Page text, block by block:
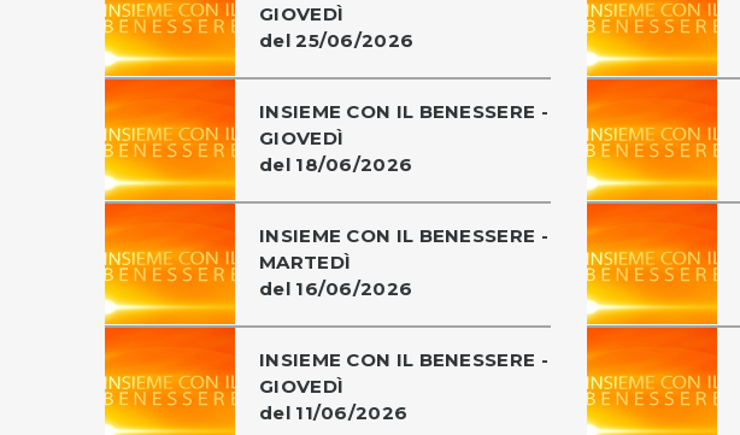
GIOVEDÌ
del 25/06/2026
INSIEME CON IL BENESSERE -
GIOVEDÌ
del 18/06/2026
INSIEME CON IL BENESSERE -
MARTEDÌ
del 16/06/2026
INSIEME CON IL BENESSERE -
GIOVEDÌ
del 11/06/2026